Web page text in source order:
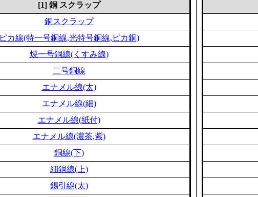
[1] 銅 スクラップ
銅スクラップ
ピカ線(特一号銅線,光特号銅線,ピカ銅)
焼一号銅線(くすみ線)
二号銅線
エナメル線(太)
エナメル線(細)
エナメル線(紙付)
エナメル線(濃茶,紫)
銅線(下)
細銅線(上)
錫引線(太)